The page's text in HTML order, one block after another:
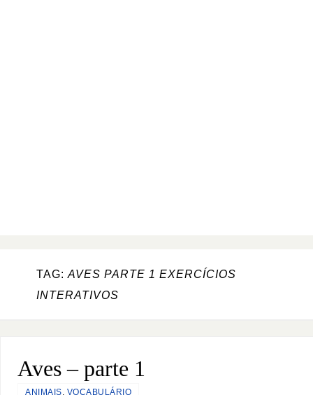
TAG: AVES PARTE 1 EXERCÍCIOS
INTERATIVOS
Aves – parte 1
ANIMAIS, VOCABULÁRIO